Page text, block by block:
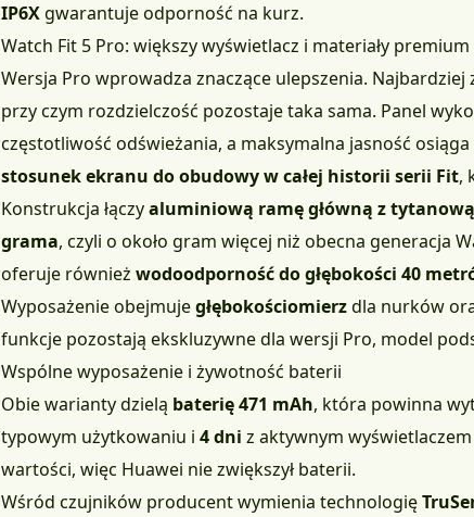
IP6X gwarantuje odporność na kurz.
Watch Fit 5 Pro: większy wyświetlacz i materiały premium
Wersja Pro wprowadza znaczące ulepszenia. Najbardziej
przy czym rozdzielczość pozostaje taka sama. Panel
częstotliwość odświeżania, a maksymalna jasność osiąga
stosunek ekranu do obudowy w całej historii serii Fit,
Konstrukcja łączyaluminiową ramę główną z
grama, czyli o około gram więcej niż obecna generacja
oferuje również wodoodporność do głębokości 40
Wyposażenie obejmujegłębokościomierzdla nurków
funkcje pozostają ekskluzywne dla wersji Pro, model
Wspólne wyposażenie i żywotność baterii
Obie warianty dzielą baterię 471 mAh, która powinna
typowym użytkowaniu i 4 dni z aktywnym
wartości, więc Huawei nie zwiększył baterii.
Wśród czujników producent wymienia technologię